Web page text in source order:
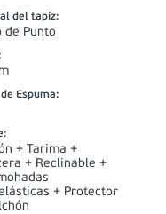
del tapiz:
de Punto
Espuma:
:
+ Tarima +
+ Reclinable +
+ Protector